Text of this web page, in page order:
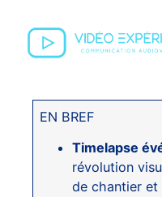
EN BREF
Timelapse
révolution
de chantier et